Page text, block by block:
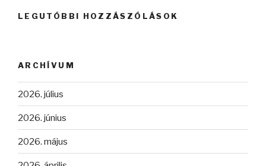
LEGUTÓBBI HOZZÁSZÓLÁSOK
ARCHÍVUM
2026. július
2026. június
2026. május